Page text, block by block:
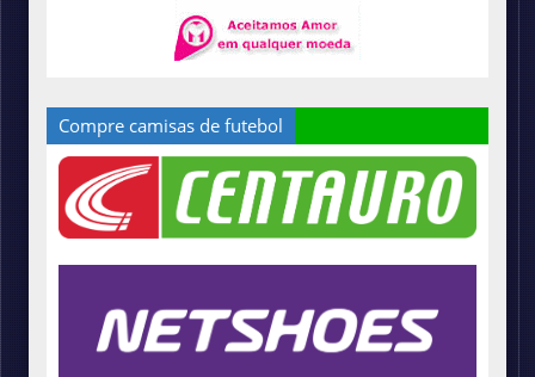
Compre camisas de futebol